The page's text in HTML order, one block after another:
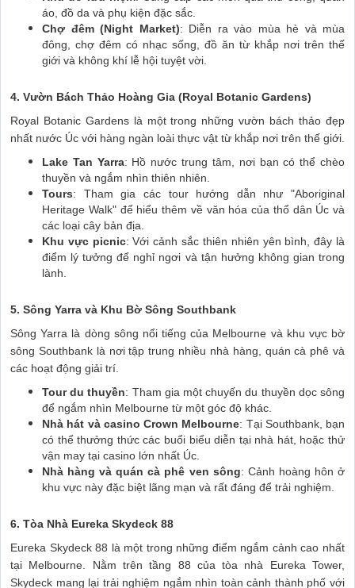
áo, đồ da và phụ kiện đặc sắc.
Chợ đêm (Night Market): Diễn ra vào mùa hè và mùa
đông, chợ đêm có nhạc sống, đồ ăn từ khắp nơi trên thế
giới và không khí lễ hội tuyệt vời.
4. Vườn Bách Thảo Hoàng Gia (Royal Botanic Gardens)
Royal Botanic Gardens là một trong những vườn bách thảo đẹp
nhất nước Úc với hàng ngàn loài thực vật từ khắp nơi trên thế giới.
Lake Tan Yarra: Hồ nước trung tâm, nơi bạn có thể chèo
thuyền và ngắm nhìn thiên nhiên.
Tours: Tham gia các tour hướng dẫn như "Aboriginal
Heritage Walk" để hiểu thêm về văn hóa của thổ dân Úc và
các loại cây bản địa.
Khu vực picnic: Với cảnh sắc thiên nhiên yên bình, đây là
điểm lý tưởng để nghỉ ngơi và tận hưởng không gian trong
lành.
5. Sông Yarra và Khu Bờ Sông Southbank
Sông Yarra là dòng sông nổi tiếng của Melbourne và khu vực bờ
sông Southbank là nơi tập trung nhiều nhà hàng, quán cà phê và
các hoạt động giải trí.
Tour du thuyền: Tham gia một chuyến du thuyền dọc sông
để ngắm nhìn Melbourne từ một góc độ khác.
Nhà hát và casino Crown Melbourne: Tại Southbank, bạn
có thể thưởng thức các buổi biểu diễn tại nhà hát, hoặc thử
vận may tại casino lớn nhất Úc.
Nhà hàng và quán cà phê ven sông: Cảnh hoàng hôn ở
khu vực này đặc biệt lãng mạn và rất đáng để trải nghiệm.
6. Tòa Nhà Eureka Skydeck 88
Eureka Skydeck 88 là một trong những điểm ngắm cảnh cao nhất
tại Melbourne. Nằm trên tầng 88 của tòa nhà Eureka Tower,
Skydeck mang lại trải nghiệm ngắm nhìn toàn cảnh thành phố với